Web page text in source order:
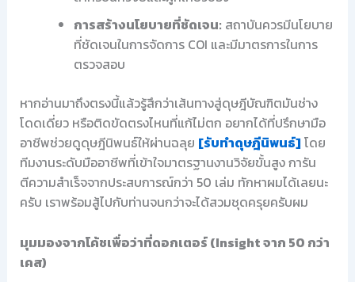
การสร้างนโยบายที่ชัดเจน: สถาบันควรมีนโยบาย
ที่ชัดเจนในการจัดการ COI และมีมาตรการในการ
ตรวจสอบ
หากอ่านมาถึงตรงนี้แล้วรู้สึกว่าเส้นทางสู่ดุษฎีบัณฑิตมันช่าง
โดดเดี่ยว หรือติดขัดตรงไหนที่แก้ไม่ตก อยากได้ที่ปรึกษามือ
อาชีพช่วยดูดุษฎีนิพนธ์ให้ผ่านฉลุย [รับทำดุษฎีนิพนธ์] โดย
ทีมงานระดับมืออาชีพที่เข้าใจมาตรฐานงานวิจัยขั้นสูง การัน
ตีความสำเร็จจากประสบการณ์กว่า 50 เล่ม ทักหาผมได้เลยนะ
ครับ เราพร้อมสู้ไปกับท่านจนกว่าจะได้สวมชุดครุยครับผม
มุมมองจากโค้ชเพื่อว่าที่ดอกเตอร์ (Insight จาก 50 กว่า
เคส)